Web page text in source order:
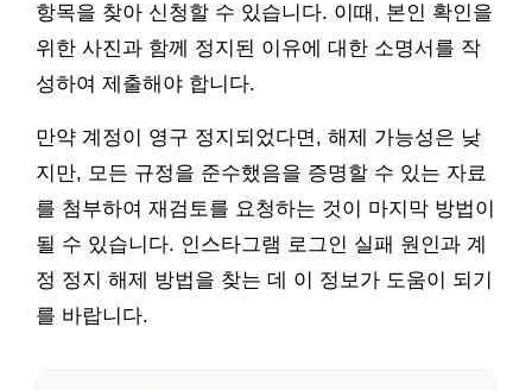
항목을 찾아 신청할 수 있습니다. 이때, 본인 확인을
위한 사진과 함께 정지된 이유에 대한 소명서를 작
성하여 제출해야 합니다.
만약 계정이 영구 정지되었다면, 해제 가능성은 낮
지만, 모든 규정을 준수했음을 증명할 수 있는 자료
를 첨부하여 재검토를 요청하는 것이 마지막 방법이
될 수 있습니다. 인스타그램 로그인 실패 원인과 계
정 정지 해제 방법을 찾는 데 이 정보가 도움이 되기
를 바랍니다.